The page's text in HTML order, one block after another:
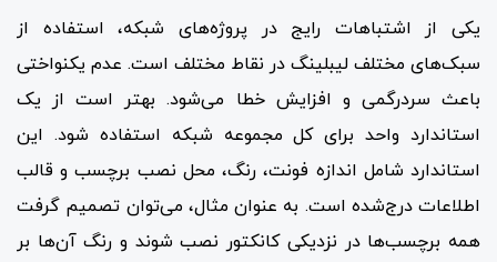
یکی از اشتباهات رایج در پروژه‌های شبکه، استفاده از
سبک‌های مختلف لیبلینگ در نقاط مختلف است. عدم یکنواختی
باعث سردرگمی و افزایش خطا می‌شود. بهتر است از یک
استاندارد واحد برای کل مجموعه شبکه استفاده شود. این
استاندارد شامل اندازه فونت، رنگ، محل نصب برچسب و قالب
اطلاعات درج‌شده است. به عنوان مثال، می‌توان تصمیم گرفت
همه برچسب‌ها در نزدیکی کانکتور نصب شوند و رنگ آن‌ها بر